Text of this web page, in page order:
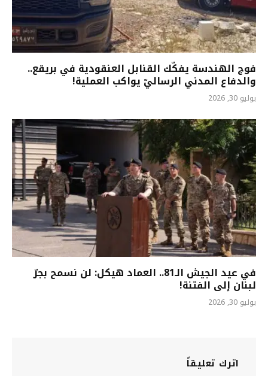
فوج الهندسة يفكّك القنابل العنقودية في بريقع..
والدفاع المدني الرساليّ يواكب العملية!
يوليو 30, 2026
في عيد الجيش الـ81.. العماد هيكل: لن نسمح بجرّ
لبنان إلى الفتنة!
يوليو 30, 2026
اترك تعليقاً